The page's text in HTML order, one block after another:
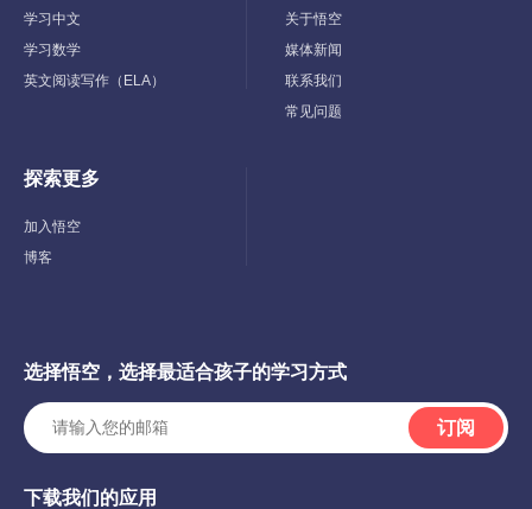
Menu
学习中文
学习数学
英文阅读写作（ELA）
Menu
关于悟空
媒体新闻
联系我们
常见问题
探索更多
Toggle
Menu
加入悟空
博客
选择悟空，选择最适合孩子的学习方式
订阅
下载我们的应用